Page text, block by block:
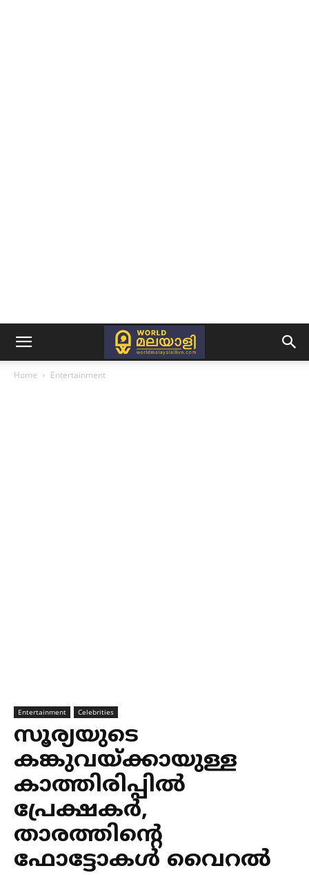
Home Entertainment
Entertainment Celebrities
സൂര്യയുടെ
കങ്കുവയ്ക്കായുള്ള
കാത്തിരിപ്പില്‍
പ്രേക്ഷകര്‍,
താരത്തിന്റെ
ഫോട്ടോകള്‍ വൈറല്‍